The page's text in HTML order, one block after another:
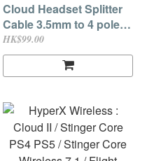
Cloud Headset Splitter
Cable 3.5mm to 4 pole
[10 cm] (Universal)
HK$99.00